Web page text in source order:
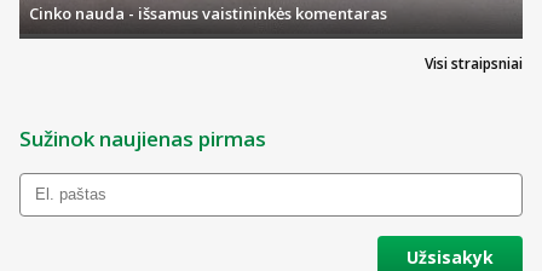
Visi straipsniai
Cinko nauda - išsamus vaistininkės komentaras
Sužinok naujienas pirmas
Užsisakyk